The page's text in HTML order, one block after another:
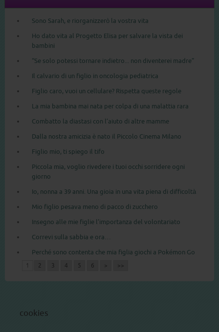
Sono Sarah, e riorganizzerò la vostra vita
Ho dato vita al Progetto Elisa per salvare la vista dei
bambini
“Se solo potessi tornare indietro... non diventerei madre”
Il calvario di un figlio in oncologia pediatrica
Figlio caro, vuoi un cellulare? Rispetta queste regole
La mia bambina mai nata per colpa di una malattia rara
Combatto la diastasi con l’aiuto di altre mamme
Dalla nostra amicizia è nato il Piccolo Cinema Milano
Figlio mio, ti spiego il tifo
Piccola mia, voglio rivedere i tuoi occhi sorridere ogni
giorno
Io, nonna a 39 anni. Una gioia in una vita piena di difficoltà
Mio figlio pesava meno di pacco di zucchero
Insegno alle mie figlie l’importanza del volontariato
Correvi sulla sabbia e ora…
Perché sono contenta che mia figlia giochi a Pokémon Go
1 2 3 4 5 6 > >>
cookies